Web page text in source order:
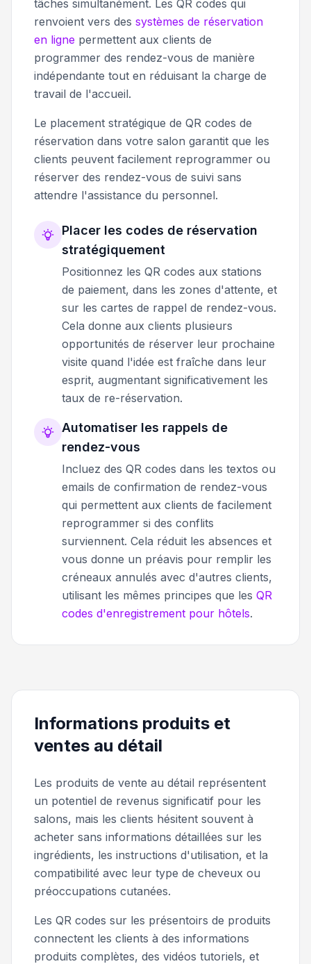
tâches simultanément. Les QR codes qui
renvoient vers des systèmes de réservation
en ligne permettent aux clients de
programmer des rendez-vous de manière
indépendante tout en réduisant la charge de
travail de l'accueil.
Le placement stratégique de QR codes de
réservation dans votre salon garantit que les
clients peuvent facilement reprogrammer ou
réserver des rendez-vous de suivi sans
attendre l'assistance du personnel.
Placer les codes de réservation
stratégiquement
Positionnez les QR codes aux stations
de paiement, dans les zones d'attente, et
sur les cartes de rappel de rendez-vous.
Cela donne aux clients plusieurs
opportunités de réserver leur prochaine
visite quand l'idée est fraîche dans leur
esprit, augmentant significativement les
taux de re-réservation.
Automatiser les rappels de
rendez-vous
Incluez des QR codes dans les textos ou
emails de confirmation de rendez-vous
qui permettent aux clients de facilement
reprogrammer si des conflits
surviennent. Cela réduit les absences et
vous donne un préavis pour remplir les
créneaux annulés avec d'autres clients,
utilisant les mêmes principes que les QR
codes d'enregistrement pour hôtels.
Informations produits et
ventes au détail
Les produits de vente au détail représentent
un potentiel de revenus significatif pour les
salons, mais les clients hésitent souvent à
acheter sans informations détaillées sur les
ingrédients, les instructions d'utilisation, et la
compatibilité avec leur type de cheveux ou
préoccupations cutanées.
Les QR codes sur les présentoirs de produits
connectent les clients à des informations
produits complètes, des vidéos tutoriels, et